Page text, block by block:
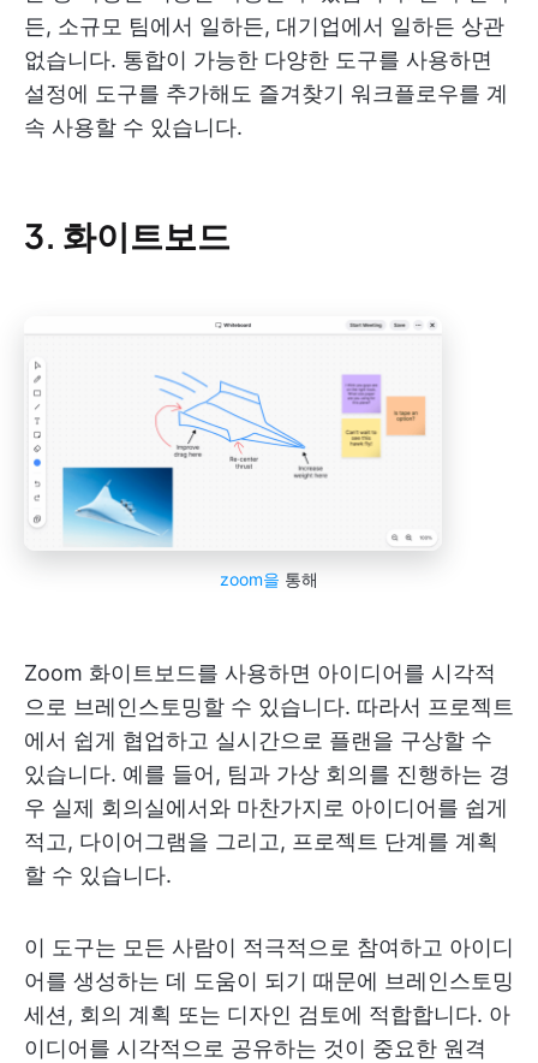
든, 소규모 팀에서 일하든, 대기업에서 일하든 상관
없습니다. 통합이 가능한 다양한 도구를 사용하면
설정에 도구를 추가해도 즐겨찾기 워크플로우를 계
속 사용할 수 있습니다.
3. 화이트보드
zoom을 통해
Zoom 화이트보드를 사용하면 아이디어를 시각적
으로 브레인스토밍할 수 있습니다. 따라서 프로젝트
에서 쉽게 협업하고 실시간으로 플랜을 구상할 수
있습니다. 예를 들어, 팀과 가상 회의를 진행하는 경
우 실제 회의실에서와 마찬가지로 아이디어를 쉽게
적고, 다이어그램을 그리고, 프로젝트 단계를 계획
할 수 있습니다.
이 도구는 모든 사람이 적극적으로 참여하고 아이디
어를 생성하는 데 도움이 되기 때문에 브레인스토밍
세션, 회의 계획 또는 디자인 검토에 적합합니다. 아
이디어를 시각적으로 공유하는 것이 중요한 원격